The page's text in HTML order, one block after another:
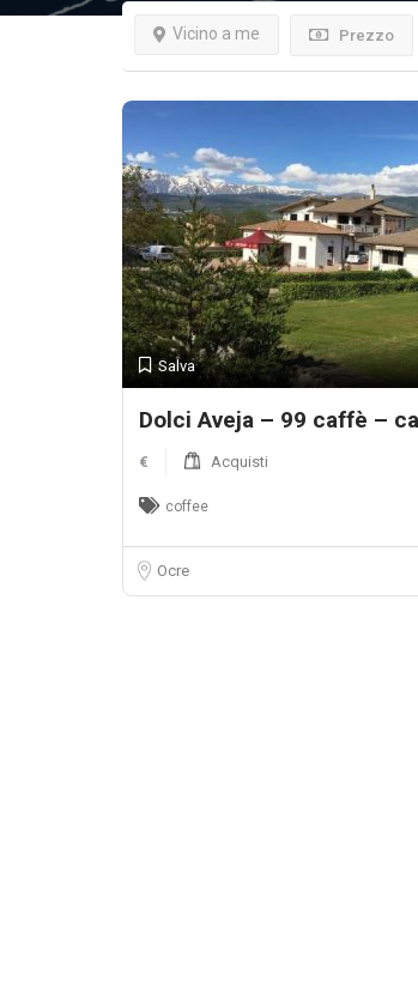
Prezzo
Vicino a me
Salva
Dolci Aveja – 99 caffè –
€ Acquisti
coffee
Ocre